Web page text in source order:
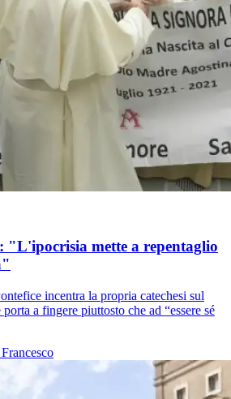
"L'ipocrisia mette a repentaglio
incentra la propria catechesi sul
a fingere piuttosto che ad “essere sé